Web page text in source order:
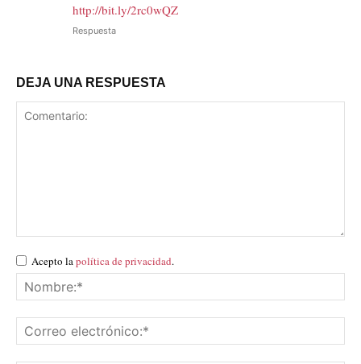
http://bit.ly/2rc0wQZ
Respuesta
DEJA UNA RESPUESTA
Acepto la política de privacidad.